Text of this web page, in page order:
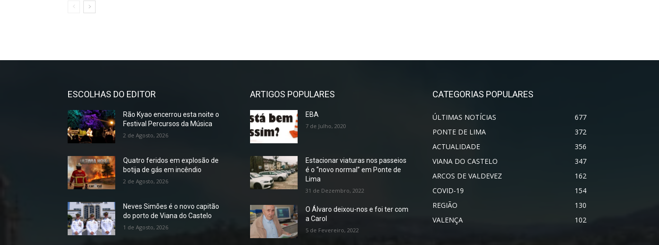
ESCOLHAS DO EDITOR
Rão Kyao encerrou esta noite o
Festival Percursos da Música
2 de Agosto, 2026
Quatro feridos em explosão de
botija de gás em incêndio
2 de Agosto, 2026
Neves Simões é o novo capitão
do porto de Viana do Castelo
1 de Agosto, 2026
ARTIGOS POPULARES
EBA
7 de Julho, 2020
Estacionar viaturas nos passeios
é o “novo normal” em Ponte de
Lima
31 de Dezembro, 2022
O Álvaro deixou-nos e foi ter com
a Carol
5 de Fevereiro, 2022
CATEGORIAS POPULARES
ÚLTIMAS NOTÍCIAS
677
PONTE DE LIMA
372
ACTUALIDADE
356
VIANA DO CASTELO
347
ARCOS DE VALDEVEZ
162
COVID-19
154
REGIÃO
130
VALENÇA
102